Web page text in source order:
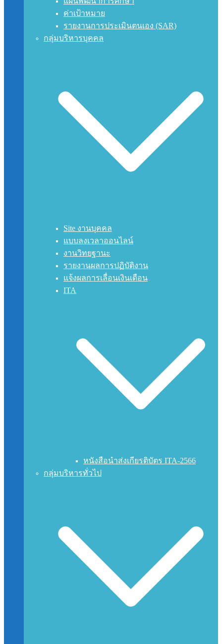
ค่าเป้าหมาย
รายงานการประเมินตนเอง (SAR)
กลุ่มบริหารบุคคล
Site งานบุคคล
แบบลงเวลาออนไลน์
งานวิทยฐานะ
รายงานผลการปฏิบัติงาน
แจ้งผลการเลื่อนเงินเดือน
ITA
หนังสือนำส่งเกียรติบัตร ITA-2566
กลุ่มบริหารทั่วไป